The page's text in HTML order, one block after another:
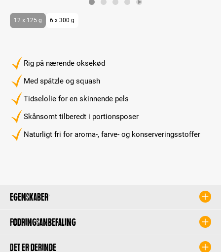
Rig på nærende oksekød
Med spätzle og squash
Tidselolie for en skinnende pels
Skånsomt tilberedt i portionsposer
Naturligt fri for aroma-, farve- og konserveringsstoffer
12 x 125 g 6 x 300 g
Egenskaber
Fodringsanbefaling
Det er derinde